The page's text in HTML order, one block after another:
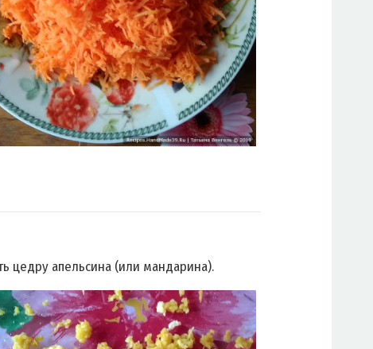
цедру апельсина (или мандарина).